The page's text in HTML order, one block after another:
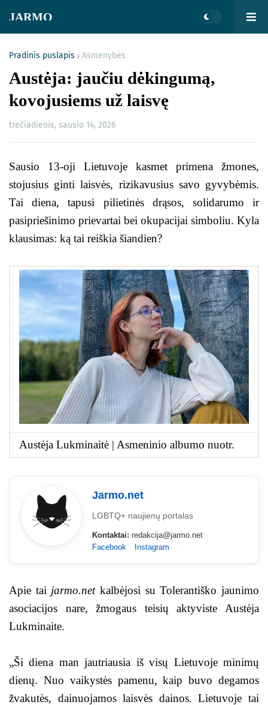
JARMO
Pradinis puslapis Asmenybės
Austėja: jaučiu dėkingumą,
kovojusiems už laisvę
trečiadienis, sausio 14, 2026
Sausio 13-oji Lietuvoje kasmet primena žmones,
stojusius ginti laisvės, rizikavusius savo gyvybėmis.
Tai diena, tapusi pilietinės drąsos, solidarumo ir
pasipriešinimo prievartai bei okupacijai simboliu. Kyla
klausimas: ką tai reiškia šiandien?
Austėja Lukminaitė | Asmeninio albumo nuotr.
Jarmo.net
LGBTQ+ naujienų portalas
Kontaktai: redakcija@jarmo.net
Facebook
Instagram
Apie tai jarmo.netkalbėjosi su Tolerantiško jaunimo
asociacijos nare, žmogaus teisių aktyviste Austėja
Lukminaite.
„Ši diena man jautriausia iš visų Lietuvoje minimų
dienų. Nuo vaikystės pamenu, kaip buvo degamos
žvakutės, dainuojamos laisvės dainos. Lietuvoje tai